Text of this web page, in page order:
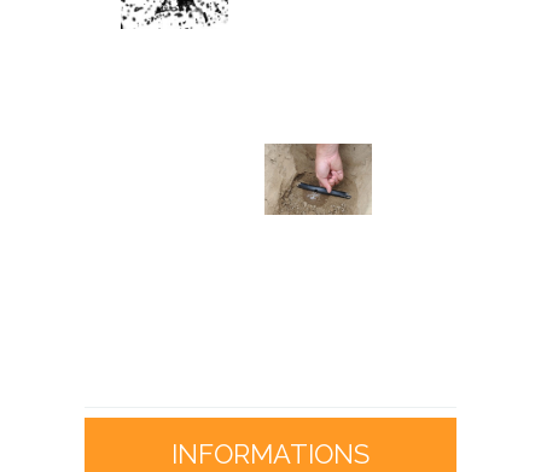
INFORMATIONS